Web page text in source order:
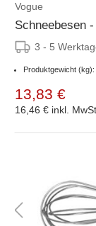
Vogue
Schneebesen
3 - 5
Produktgewicht (kg):
13,83 €
16,46 € inkl. MwSt.